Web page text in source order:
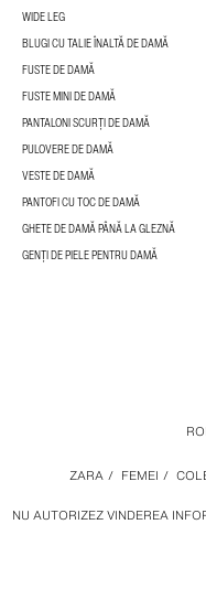
WIDE LEG
BLUGI CU TALIE ÎNALTĂ DE DAMĂ
FUSTE DE DAMĂ
FUSTE MINI DE DAMĂ
PANTALONI SCURȚI DE DAMĂ
PULOVERE DE DAMĂ
VESTE DE DAMĂ
PANTOFI CU TOC DE DAMĂ
GHETE DE DAMĂ PÂNĂ LA GLEZNĂ
GENȚI DE PIELE PENTRU DAMĂ
NU AUTORIZEZ VINDEREA
ZARA / FEMEI /